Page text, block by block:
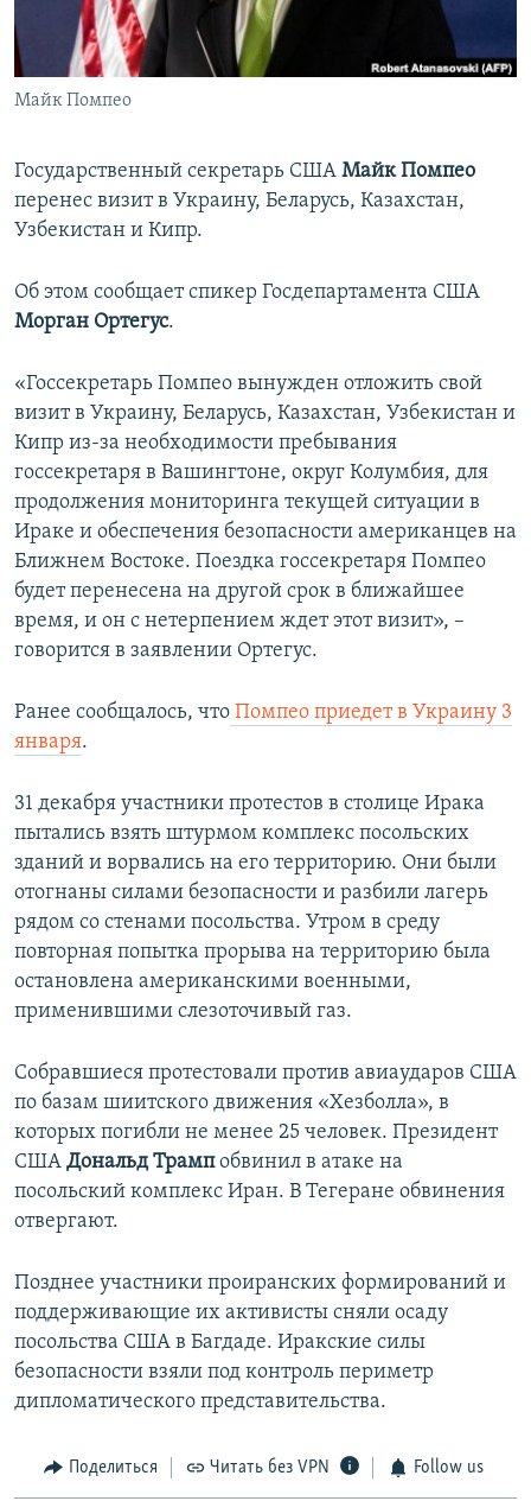
ПОБЕДИТЕЛЕЙ НЕ СУДЯТ?
КРЫМ.НЕПОКОРЕННЫЙ
ELIFBE
ПРИСОЕДИНЯЙТЕСЬ!
Все сайты RFE/RL
Майк Помпео
Государственный секретарь США Майк Помпео
перенес визит в Украину, Беларусь, Казахстан,
Узбекистан и Кипр.
Об этом сообщает спикер Госдепартамента США
Морган Ортегус.
«Госсекретарь Помпео вынужден отложить свой
визит в Украину, Беларусь, Казахстан, Узбекистан и
Кипр из-за необходимости пребывания
госсекретаря в Вашингтоне, округ Колумбия, для
продолжения мониторинга текущей ситуации в
Ираке и обеспечения безопасности американцев на
Ближнем Востоке. Поездка госсекретаря Помпео
будет перенесена на другой срок в ближайшее
время, и он с нетерпением ждет этот визит», –
говорится в заявлении Ортегус.
Ранее сообщалось, что Помпео приедет в Украину 3
января.
31 декабря участники протестов в столице Ирака
пытались взять штурмом комплекс посольских
зданий и ворвались на его территорию. Они были
отогнаны силами безопасности и разбили лагерь
рядом со стенами посольства. Утром в среду
повторная попытка прорыва на территорию была
остановлена американскими военными,
применившими слезоточивый газ.
Собравшиеся протестовали против авиаударов США
по базам шиитского движения «Хезболла», в
которых погибли не менее 25 человек. Президент
США Дональд Трампобвинил в атаке на
посольский комплекс Иран. В Тегеране обвинения
отвергают.
Позднее участники проиранских формирований и
поддерживающие их активисты сняли осаду
посольства США в Багдаде. Иракские силы
безопасности взяли под контроль периметр
дипломатического представительства.
Поделиться Читать без VPN Follow us